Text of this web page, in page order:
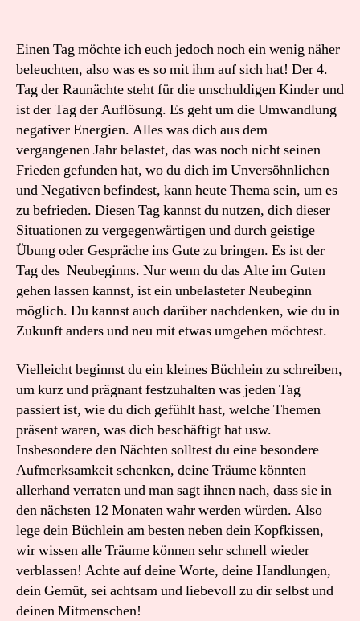
Einen Tag möchte ich euch jedoch noch ein wenig näher
beleuchten, also was es so mit ihm auf sich hat! Der 4.
Tag der Raunächte steht für die unschuldigen Kinder und
ist der Tag der Auflösung. Es geht um die Umwandlung
negativer Energien. Alles was dich aus dem
vergangenen Jahr belastet, das was noch nicht seinen
Frieden gefunden hat, wo du dich im Unversöhnlichen
und Negativen befindest, kann heute Thema sein, um es
zu befrieden. Diesen Tag kannst du nutzen, dich dieser
Situationen zu vergegenwärtigen und durch geistige
Übung oder Gespräche ins Gute zu bringen. Es ist der
Tag des Neubeginns. Nur wenn du das Alte im Guten
gehen lassen kannst, ist ein unbelasteter Neubeginn
möglich. Du kannst auch darüber nachdenken, wie du in
Zukunft anders und neu mit etwas umgehen möchtest.
Vielleicht beginnst du ein kleines Büchlein zu schreiben,
um kurz und prägnant festzuhalten was jeden Tag
passiert ist, wie du dich gefühlt hast, welche Themen
präsent waren, was dich beschäftigt hat usw.
Insbesondere den Nächten solltest du eine besondere
Aufmerksamkeit schenken, deine Träume könnten
allerhand verraten und man sagt ihnen nach, dass sie in
den nächsten 12 Monaten wahr werden würden. Also
lege dein Büchlein am besten neben dein Kopfkissen,
wir wissen alle Träume können sehr schnell wieder
verblassen! Achte auf deine Worte, deine Handlungen,
dein Gemüt, sei achtsam und liebevoll zu dir selbst und
deinen Mitmenschen!